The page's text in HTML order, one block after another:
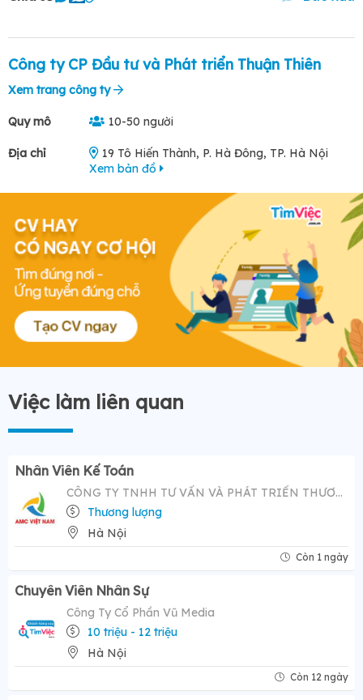
Công ty CP Đầu tư và Phát triển Thuận Thiên
Xem trang công ty
Quy mô 10-50 người
Địa chỉ
19 Tô Hiến Thành, P. Hà Đông, TP. Hà Nội
Xem bản đồ
Việc làm liên quan
Nhân Viên Kế Toán
CÔNG TY TNHH TƯ VẤN VÀ PHÁT TRIỂN THƯƠNG HIỆU AMC VIỆT NAM
Thương lượng
Hà Nội
Còn 1 ngày
Chuyên Viên Nhân Sự
Công Ty Cổ Phần Vũ Media
10 triệu - 12 triệu
Hà Nội
Còn 12 ngày